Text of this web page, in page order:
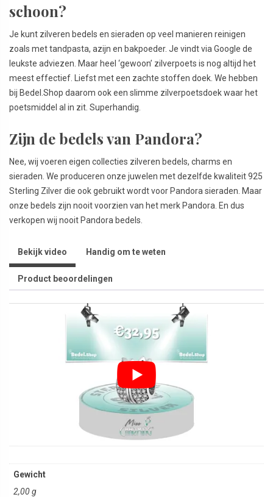
schoon?
Je kunt zilveren bedels en sieraden op veel manieren reinigen
zoals met tandpasta, azijn en bakpoeder. Je vindt via Google de
leukste adviezen. Maar heel ‘gewoon’ zilverpoets is nog altijd het
meest effectief. Liefst met een zachte stoffen doek. We hebben
bij Bedel.Shop daarom ook een slimme zilverpoetsdoek waar het
poetsmiddel al in zit. Superhandig.
Zijn de bedels van Pandora?
Nee, wij voeren eigen collecties zilveren bedels, charms en
sieraden. We produceren onze juwelen met dezelfde kwaliteit 925
Sterling Zilver die ook gebruikt wordt voor Pandora sieraden. Maar
onze bedels zijn nooit voorzien van het merk Pandora. En dus
verkopen wij nooit Pandora bedels.
Bekijk video Handig om te weten
Product beoordelingen
Gewicht
2,00 g